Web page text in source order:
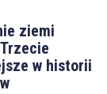
ziemi
w historii